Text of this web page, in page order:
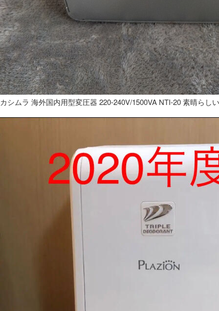
カシムラ 海外国内用型変圧器 220-240V/1500VA NTI-20 素晴らし